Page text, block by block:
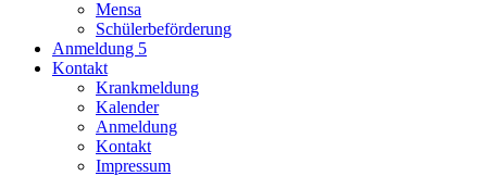
Mensa
Schülerbeförderung
Anmeldung 5
Kontakt
Krankmeldung
Kalender
Anmeldung
Kontakt
Impressum